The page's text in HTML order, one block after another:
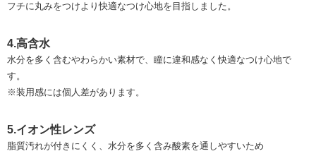
フチに丸みをつけより快適なつけ心地を目指しました。
4.高含水
水分を多く含むやわらかい素材で、瞳に違和感なく快適なつけ心地で
す。
※装用感には個人差があります。
5.イオン性レンズ
脂質汚れが付きにくく、水分を多く含み酸素を通しやすいため